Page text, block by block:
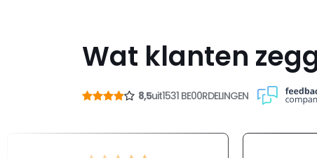
Wat klanten
8,5uit1531 BE00RDELINGEN